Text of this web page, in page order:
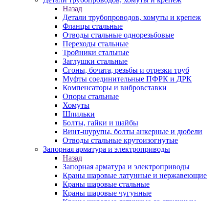
Назад
Детали трубопроводов, хомуты и крепеж
Фланцы стальные
Отводы стальные однорезьбовые
Переходы стальные
Тройники стальные
Заглушки стальные
Сгоны, бочата, резьбы и отрезки труб
Муфты соединительные ПФРК и ДРК
Компенсаторы и вибровставки
Опоры стальные
Хомуты
Шпильки
Болты, гайки и шайбы
Винт-шурупы, болты анкерные и дюбели
Отводы стальные крутоизогнутые
Запорная арматура и электроприводы
Назад
Запорная арматура и электроприводы
Краны шаровые латунные и нержавеющие
Краны шаровые стальные
Краны шаровые чугунные